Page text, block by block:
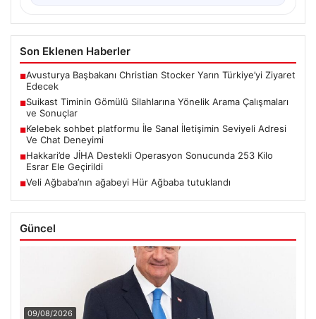
Son Eklenen Haberler
■Avusturya Başbakanı Christian Stocker Yarın Türkiye’yi Ziyaret
Edecek
■Suikast Timinin Gömülü Silahlarına Yönelik Arama Çalışmaları
ve Sonuçlar
■Kelebek sohbet platformu İle Sanal İletişimin Seviyeli Adresi
Ve Chat Deneyimi
■Hakkari’de JİHA Destekli Operasyon Sonucunda 253 Kilo
Esrar Ele Geçirildi
■Veli Ağbaba’nın ağabeyi Hür Ağbaba tutuklandı
Güncel
09/08/2026